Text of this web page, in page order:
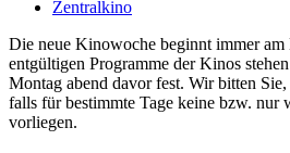
Zentralkino
Die neue Kinowoche beginnt immer am
entgültigen Programme der Kinos
Montag abend davor fest. Wir bitten
falls für bestimmte Tage keine bzw. nur
vorliegen.